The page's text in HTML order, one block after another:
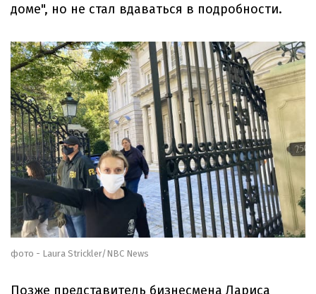
доме", но не стал вдаваться в подробности.
фото - Laura Strickler/NBC News
Позже представитель бизнесмена Лариса